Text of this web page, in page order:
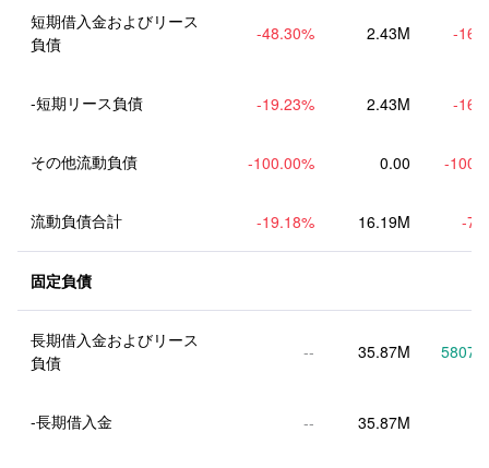
短期借入金およびリース
負債
-48.30% 2.43M -
-短期リース負債 -19.23% 2.43M -
その他流動負債 -100.00% 0.00 -
流動負債合計 -19.18% 16.19M -
固定負債
長期借入金およびリース
負債
-- 35.87M
-長期借入金 -- 35.87M